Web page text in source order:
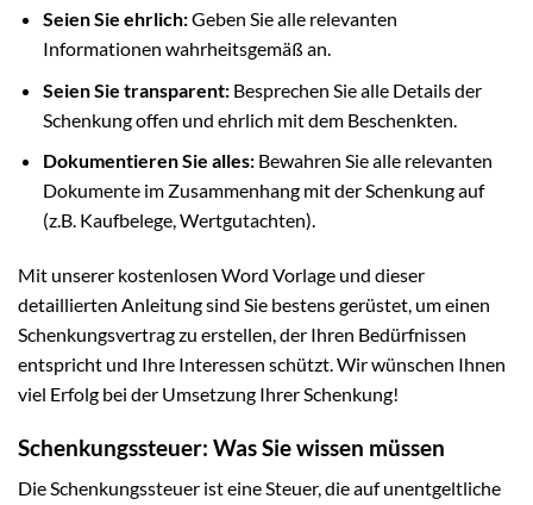
Seien Sie ehrlich:Geben Sie alle relevanten
Informationen wahrheitsgemäß an.
Seien Sie transparent:Besprechen Sie alle Details der
Schenkung offen und ehrlich mit dem Beschenkten.
Dokumentieren Sie alles:Bewahren Sie alle relevanten
Dokumente im Zusammenhang mit der Schenkung auf
(z.B. Kaufbelege, Wertgutachten).
Mit unserer kostenlosen Word Vorlage und dieser
detaillierten Anleitung sind Sie bestens gerüstet, um einen
Schenkungsvertrag zu erstellen, der Ihren Bedürfnissen
entspricht und Ihre Interessen schützt. Wir wünschen Ihnen
viel Erfolg bei der Umsetzung Ihrer Schenkung!
Schenkungssteuer: Was Sie wissen müssen
Die Schenkungssteuer ist eine Steuer, die auf unentgeltliche